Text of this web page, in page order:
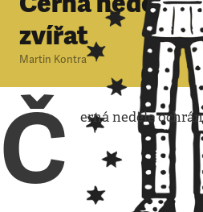
zvířat
Martin Kontra
Č erná neděle